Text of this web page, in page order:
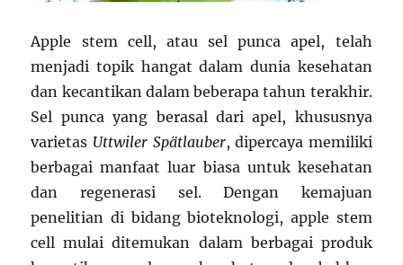
Apple stem cell, atau sel punca apel, telah
menjadi topik hangat dalam dunia kesehatan
dan kecantikan dalam beberapa tahun terakhir.
Sel punca yang berasal dari apel, khususnya
varietas Uttwiler Spätlauber, dipercaya memiliki
berbagai manfaat luar biasa untuk kesehatan
dan regenerasi sel. Dengan kemajuan
penelitian di bidang bioteknologi, apple stem
cell mulai ditemukan dalam berbagai produk